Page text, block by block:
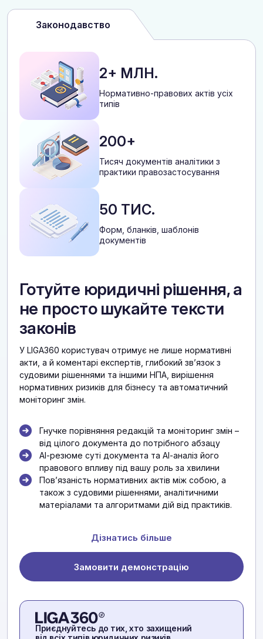
Законодавство
2+ МЛН.
Нормативно-правових актів усіх
типів
200+
Тисяч документів аналітики з
практики правозастосування
50 ТИС.
Форм, бланків, шаблонів
документів
Готуйте юридичні рішення, а
не просто шукайте тексти
законів
У LIGA360 користувач отримує не лише нормативні
акти, а й коментарі експертів, глибокий звʼязок з
судовими рішеннями та іншими НПА, вирішення
нормативних ризиків для бізнесу та автоматичний
моніторинг змін.
Гнучке порівняння редакцій та моніторинг змін –
від цілого документа до потрібного абзацу
АІ-резюме суті документа та АІ-аналіз його
правового впливу під вашу роль за хвилини
Повʼязаність нормативних актів між собою, а
також з судовими рішеннями, аналітичними
матеріалами та алгоритмами дій від практиків.
Дізнатись більше
Замовити демонстрацію
Приєднуйтесь до тих, хто захищений